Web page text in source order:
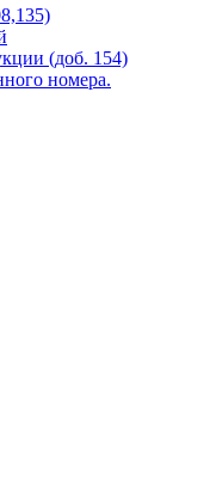
(доб. 154)
номера.